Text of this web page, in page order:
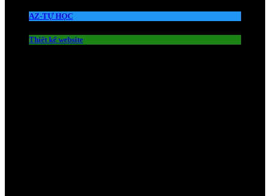
AZ-TỰ HỌC
Thiết kế website